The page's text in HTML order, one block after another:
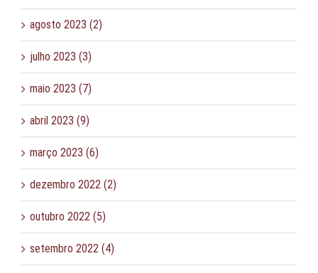
agosto 2023 (2)
julho 2023 (3)
maio 2023 (7)
abril 2023 (9)
março 2023 (6)
dezembro 2022 (2)
outubro 2022 (5)
setembro 2022 (4)